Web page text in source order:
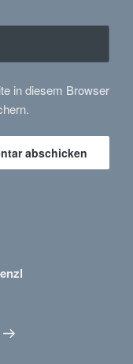
in diesem Browser